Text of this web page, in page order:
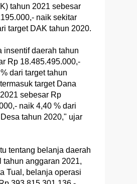
tahun 2021 sebesar
naik sekitar
target DAK tahun 2020.
insentif daerah tahun
Rp 18.485.495.000,-
dari target tahun
target Dana
sebesar Rp
naik 4,40 % dari
tahun 2020," ujar
tentang belanja daerah
tahun anggaran 2021,
Tual, belanja operasi